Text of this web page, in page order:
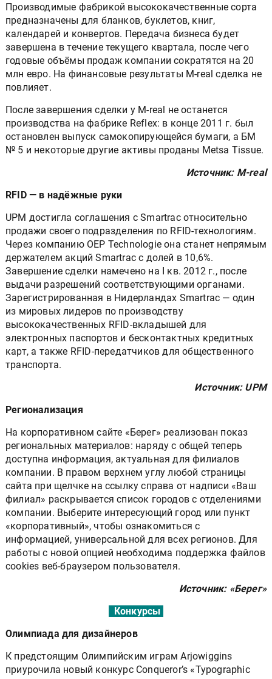
Производимые фабрикой высококачественные сорта
предназначены для бланков, буклетов, книг,
календарей и конвертов. Передача бизнеса будет
завершена в течение текущего квартала, после чего
годовые объёмы продаж компании сократятся на 20
млн евро. На финансовые результаты M-real сделка не
повлияет.
После завершения сделки у M-real не останется
производства на фабрике Reflex: в конце 2011 г. был
остановлен выпуск самокопирующейся бумаги, а БМ
№ 5 и некоторые другие активы проданы Metsa Tissue.
Источник: M-real
RFID — в надёжные руки
UPM достигла соглашения с Smartrac относительно
продажи своего подразделения по RFID-технологиям.
Через компанию OEP Technologie она станет непрямым
держателем акций Smartrac с долей в 10,6%.
Завершение сделки намечено на I кв. 2012 г., после
выдачи разрешений соответствующими органами.
Зарегистрированная в Нидерландах Smartrac — один
из мировых лидеров по производству
высококачественных RFID-вкладышей для
электронных паспортов и бесконтактных кредитных
карт, а также RFID-передатчиков для общественного
транспорта.
Источник: UPM
Регионализация
На корпоративном сайте «Берег» реализован показ
региональных материалов: наряду с общей теперь
доступна информация, актуальная для филиалов
компании. В правом верхнем углу любой страницы
сайта при щелчке на ссылку справа от надписи «Ваш
филиал» раскрывается список городов с отделениями
компании. Выберите интересующий город или пункт
«корпоративный», чтобы ознакомиться с
информацией, универсальной для всех регионов. Для
работы с новой опцией необходима поддержка файлов
cookies веб-браузером пользователя.
Источник: «Берег»
Конкурсы
Олимпиада для дизайнеров
К предстоящим Олимпийским играм Arjowiggins
приурочила новый конкурс Conqueror’s «Typographic